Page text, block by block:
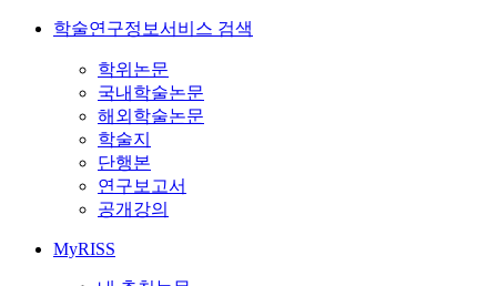
학술연구정보서비스 검색
학위논문
국내학술논문
해외학술논문
학술지
단행본
연구보고서
공개강의
MyRISS